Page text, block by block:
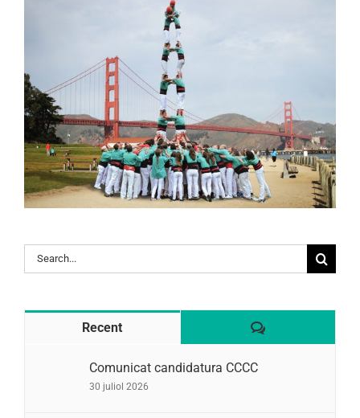
Search
for:
Recent Comentaris
Comunicat candidatura CCCC
30 juliol 2026